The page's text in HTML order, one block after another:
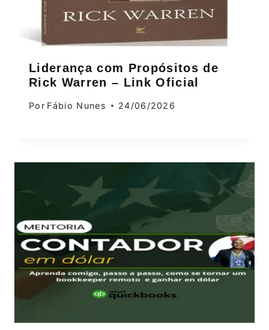
Liderança com Propósitos de
Rick Warren – Link Oficial
Por Fábio Nunes 24/06/2026